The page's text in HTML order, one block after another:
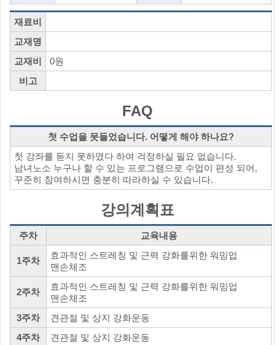
재료비
교재명
교재비
0원
비고
FAQ
첫 수업을 못들었습니다. 어떻게 해야 하나요?
첫 강좌를 듣지 못하였다 하여 걱정하실 필요 없습니다.
남녀노소 누구나 할 수 있는 프로그램으로 수업이 편성 되어,
꾸준히 참여하시면 충분히 따라하실 수 있습니다.
강의계획표
주차 교육내용
1주차
효과적인 스트레칭 및 근력 강화를위한 워밍업
맨손체조
2주차
효과적인 스트레칭 및 근력 강화를위한 워밍업
맨손체조
3주차
견관절 및 상지 강화운동
4주차
견관절 및 상지 강화운동